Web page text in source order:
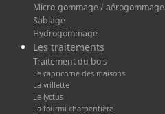
Micro-gommage / aérogommage
Sablage
Hydrogommage
Les traitements
Traitement du bois
Le capricorne des maisons
La vrillette
Le lyctus
La fourmi charpentière